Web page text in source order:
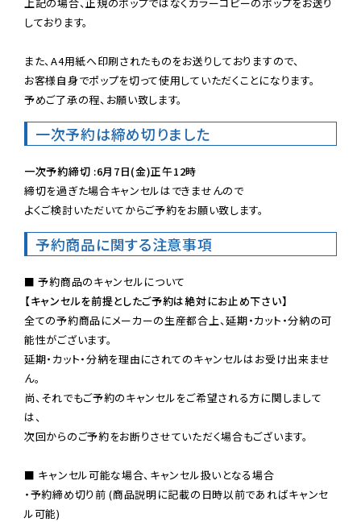
しております。
また、A4用紙へ印刷されたものをお送りしておりますので、
お客様自身でポップを切って使用していただくことになります。
予めご了承の程、お願い致します。
一次予約は締め切りました
一次予約締切 :6月7日(金)正午12時
締切を過ぎた場合キャンセルはできませんので
よくご検討いただいてからご予約をお願い致します。
予約商品に関する注意事項
【キャンセルを前提としたご予約は絶対にお止め下さい】
全ての予約商品にメーカーの生産都合上、延期・カット・分納の可
能性がございます。
延期・カット・分納を理由にされてのキャンセルはお受け出来ませ
ん。
尚、それでもご予約のキャンセルをご希望される方に関しまして
は、
次回からのご予約をお断りさせていただく場合もございます。
■ キャンセル可能な場合、キャンセル扱いとなる場合
・予約締め切り前 (商品説明に記載の日時以前であればキャンセ
ル可能)